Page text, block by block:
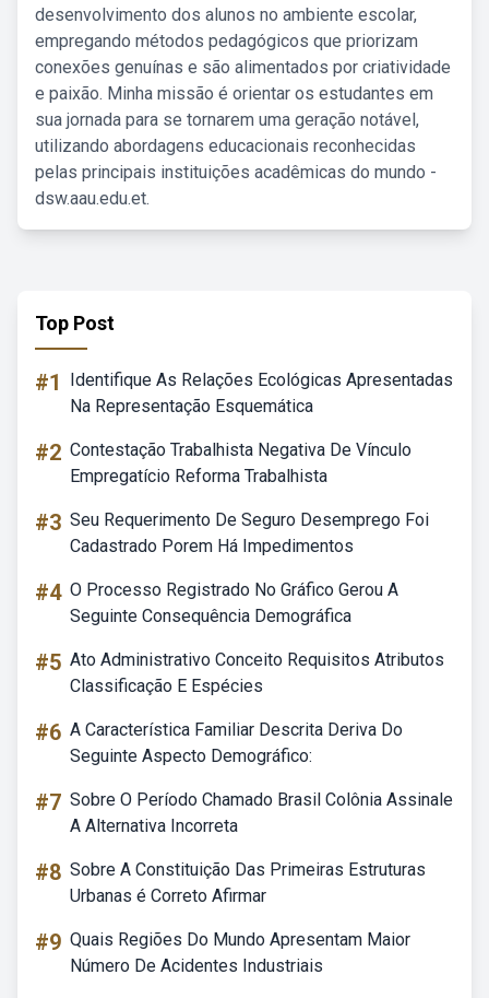
desenvolvimento dos alunos no ambiente escolar,
empregando métodos pedagógicos que priorizam
conexões genuínas e são alimentados por criatividade
e paixão. Minha missão é orientar os estudantes em
sua jornada para se tornarem uma geração notável,
utilizando abordagens educacionais reconhecidas
pelas principais instituições acadêmicas do mundo -
dsw.aau.edu.et.
Top Post
#1
Identifique As Relações Ecológicas Apresentadas
Na Representação Esquemática
#2 Contestação Trabalhista Negativa De Vínculo
Empregatício Reforma Trabalhista
#3 Seu Requerimento De Seguro Desemprego Foi
Cadastrado Porem Há Impedimentos
#4 O Processo Registrado No Gráfico Gerou A
Seguinte Consequência Demográfica
#5 Ato Administrativo Conceito Requisitos Atributos
Classificação E Espécies
#6 A Característica Familiar Descrita Deriva Do
Seguinte Aspecto Demográfico:
#7 Sobre O Período Chamado Brasil Colônia Assinale
A Alternativa Incorreta
#8 Sobre A Constituição Das Primeiras Estruturas
Urbanas é Correto Afirmar
#9 Quais Regiões Do Mundo Apresentam Maior
Número De Acidentes Industriais